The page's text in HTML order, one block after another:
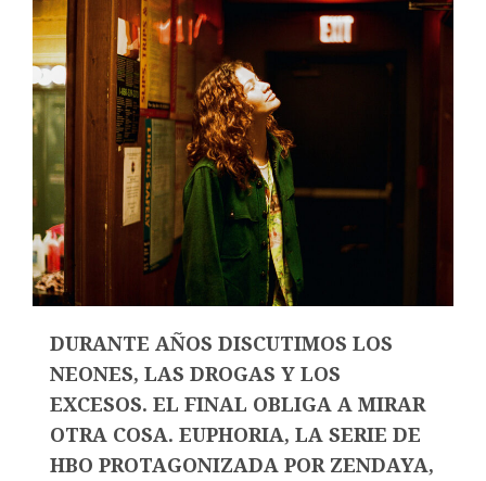
DURANTE AÑOS DISCUTIMOS LOS
NEONES, LAS DROGAS Y LOS
EXCESOS. EL FINAL OBLIGA A MIRAR
OTRA COSA. EUPHORIA, LA SERIE DE
HBO PROTAGONIZADA POR ZENDAYA,